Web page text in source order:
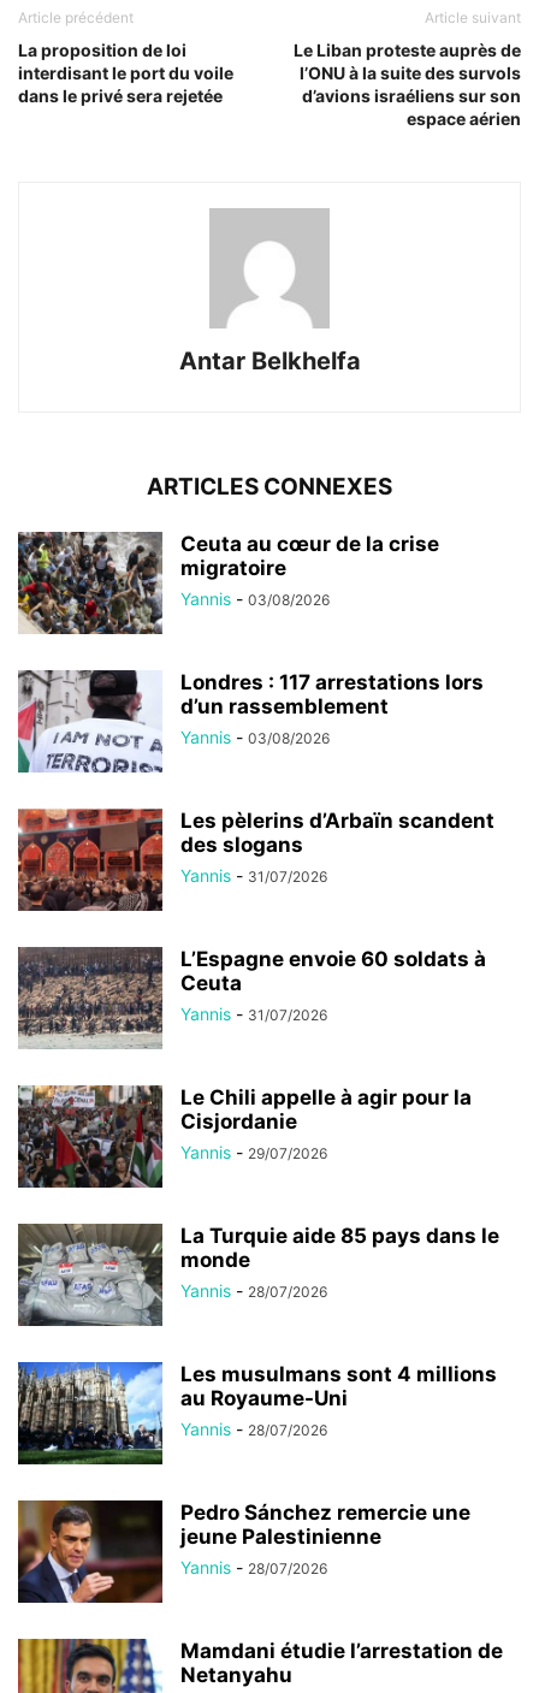
Article précédent
La proposition de loi
interdisant le port du voile
dans le privé sera rejetée
Article suivant
Le Liban proteste auprès de
l’ONU à la suite des survols
d’avions israéliens sur son
espace aérien
Antar Belkhelfa
ARTICLES CONNEXES
Ceuta au cœur de la crise
migratoire
Yannis - 03/08/2026
Londres : 117 arrestations lors
d’un rassemblement
Yannis - 03/08/2026
Les pèlerins d’Arbaïn scandent
des slogans
Yannis - 31/07/2026
L’Espagne envoie 60 soldats à
Ceuta
Yannis - 31/07/2026
Le Chili appelle à agir pour la
Cisjordanie
Yannis - 29/07/2026
La Turquie aide 85 pays dans le
monde
Yannis - 28/07/2026
Les musulmans sont 4 millions
au Royaume-Uni
Yannis - 28/07/2026
Pedro Sánchez remercie une
jeune Palestinienne
Yannis - 28/07/2026
Mamdani étudie l’arrestation de
Netanyahu